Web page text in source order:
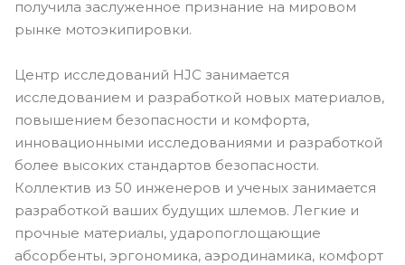
получила заслуженное признание на мировом
рынке мотоэкипировки.
Центр исследований HJC занимается
исследованием и разработкой новых материалов,
повышением безопасности и комфорта,
инновационными исследованиями и разработкой
более высоких стандартов безопасности.
Коллектив из 50 инженеров и ученых занимается
разработкой ваших будущих шлемов. Легкие и
прочные материалы, ударопоглощающие
абсорбенты, эргономика, аэродинамика, комфорт